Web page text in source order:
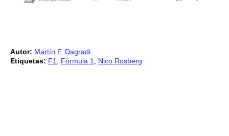
Autor: Martín F. Dagradi
Etiquetas: F1 Fórmula 1 Nico Rosberg